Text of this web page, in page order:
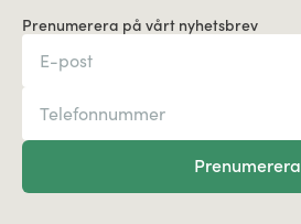
Prenumerera på vårt nyhetsbrev
Prenumerera